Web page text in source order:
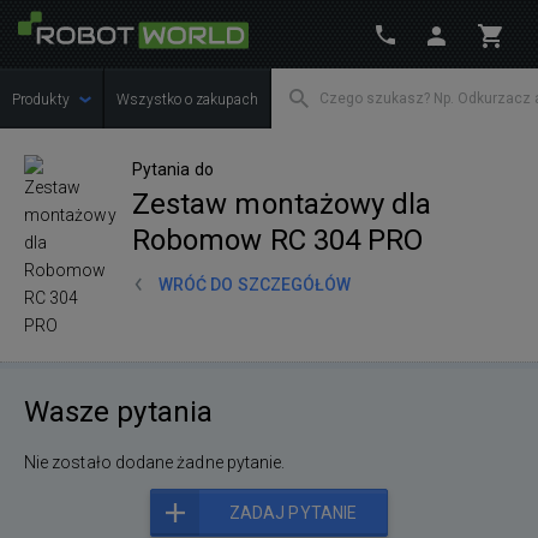
Produkty Wszystko o zakupach
Pytania do
Zestaw montażowy dla
Robomow RC 304 PRO
WRÓĆ DO SZCZEGÓŁÓW
Wasze pytania
Nie zostało dodane żadne pytanie.
ZADAJ PYTANIE